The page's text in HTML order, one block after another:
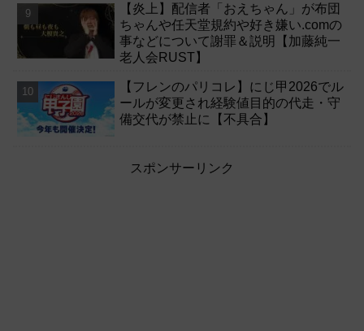
【炎上】配信者「おえちゃん」が布団
ちゃんや任天堂規約や好き嫌い.comの
事などについて謝罪＆説明【加藤純一
老人会RUST】
【フレンのパリコレ】にじ甲2026でル
ールが変更され経験値目的の代走・守
備交代が禁止に【不具合】
スポンサーリンク